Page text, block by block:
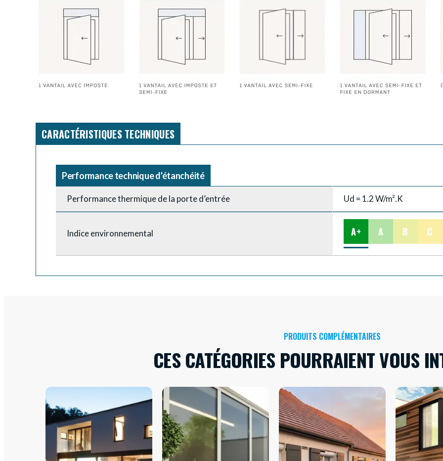
CARACTÉRISTIQUES TECHNIQUES
Performance technique d'étanchéité
Performance thermique de la porte d’entrée Ud = 1.2 W/m².K
Indice environnemental A+ A B C
PRODUITS COMPLÉMENTAIRES
CES CATÉGORIES POURRAIENT VOUS